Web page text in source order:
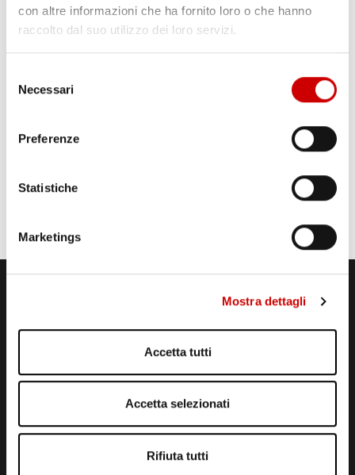
con altre informazioni che ha fornito loro o che hanno
raccolto dal suo utilizzo dei loro servizi.
delNecessari
Preferenze
Statistiche
Marketings
Mostra dettagli
Accetta tutti
Accetta selezionati
Rifiuta tutti
STUDI DI REGISTRAZIONE
80144 – Napoli